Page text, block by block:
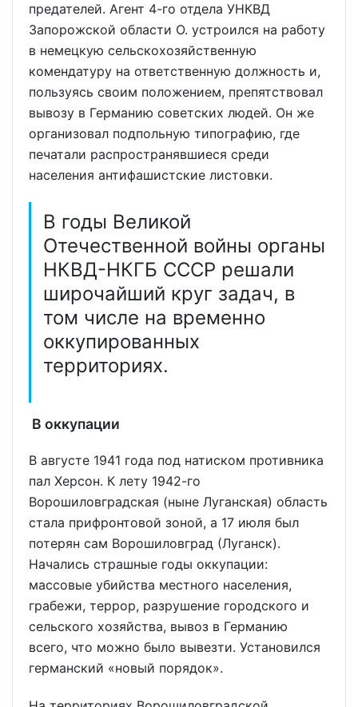
предателей. Агент 4-го отдела УНКВД
Запорожской области О. устроился на работу
в немецкую сельскохозяйственную
комендатуру на ответственную должность и,
пользуясь своим положением, препятствовал
вывозу в Германию советских людей. Он же
организовал подпольную типографию, где
печатали распространявшиеся среди
населения антифашистские листовки.
В годы Великой
Отечественной войны органы
НКВД-НКГБ СССР решали
широчайший круг задач, в
том числе на временно
оккупированных
территориях.
В оккупации
В августе 1941 года под натиском противника
пал Херсон. К лету 1942-го
Ворошиловградская (ныне Луганская) область
стала прифронтовой зоной, а 17 июля был
потерян сам Ворошиловград (Луганск).
Начались страшные годы оккупации:
массовые убийства местного населения,
грабежи, террор, разрушение городского и
сельского хозяйства, вывоз в Германию
всего, что можно было вывезти. Установился
германский «новый порядок».